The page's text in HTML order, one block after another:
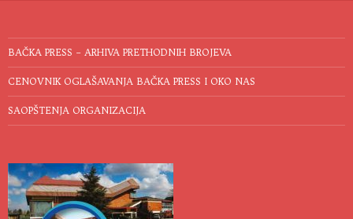
BAČKA PRESS – ARHIVA PRETHODNIH BROJEVA
CENOVNIK OGLAŠAVANJA BAČKA PRESS I OKO NAS
SAOPŠTENJA ORGANIZACIJA